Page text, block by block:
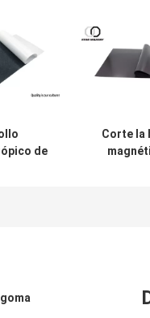
de
Corte la